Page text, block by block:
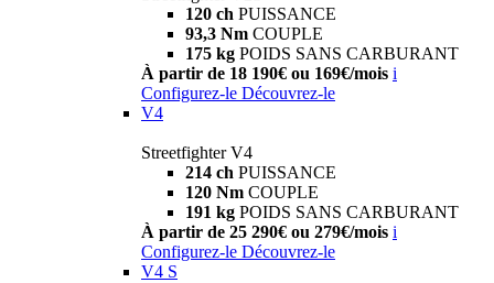
120 ch PUISSANCE
93,3 Nm COUPLE
175 kg POIDS SANS CARBURANT
À partir de 18 190€ ou 169€/mois i
Configurez-le Découvrez-le
V4
Streetfighter V4
214 ch PUISSANCE
120 Nm COUPLE
191 kg POIDS SANS CARBURANT
À partir de 25 290€ ou 279€/mois i
Configurez-le Découvrez-le
V4 S